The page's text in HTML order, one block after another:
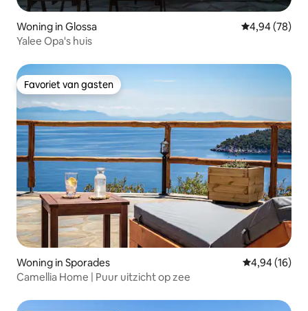
Woning in Glossa Gemiddelde
4,94 (78)
Yalee Opa's huis
Favoriet van gasten
Favoriet van gasten
Woning in Sporades Gemiddelde
4,94 (16)
Camellia Home | Puur uitzicht op zee